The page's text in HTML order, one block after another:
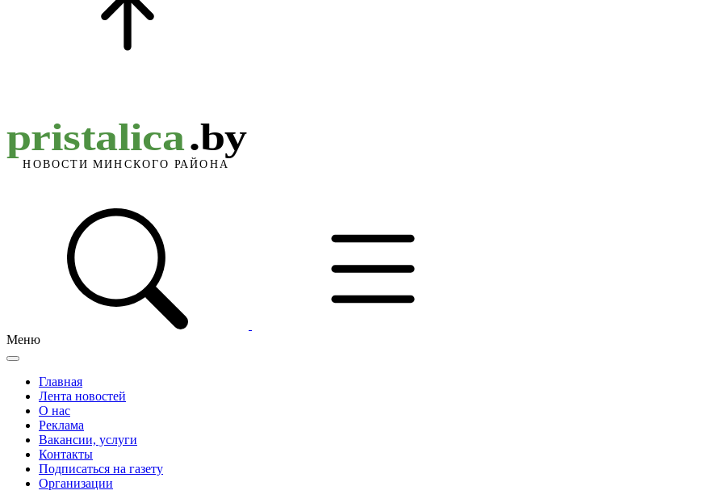
Меню
Главная
Лента новостей
О нас
Реклама
Вакансии, услуги
Контакты
Подписаться на газету
Организации